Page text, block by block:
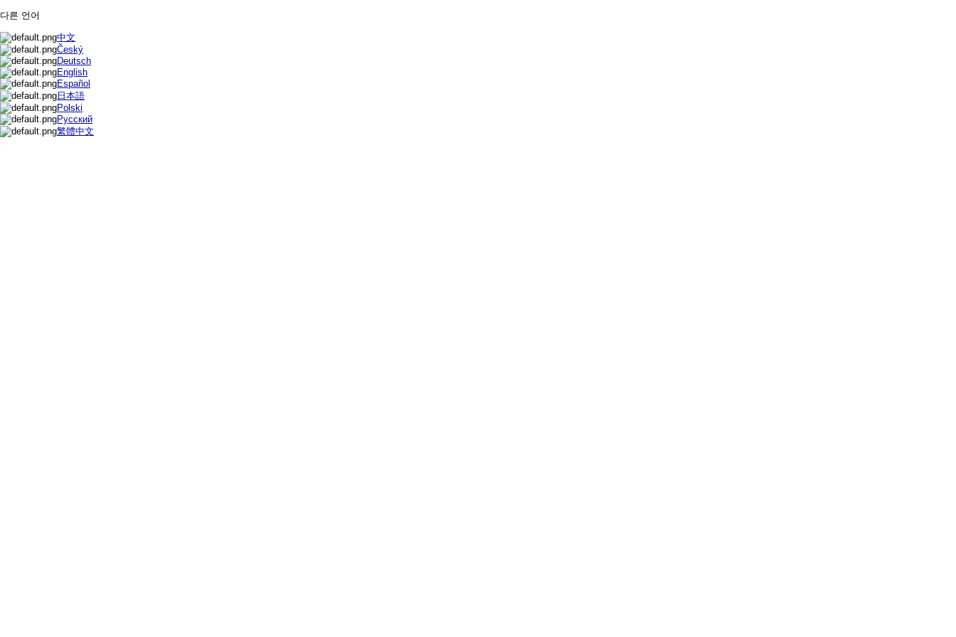
다른 언어
中文
Český
Deutsch
English
Español
日本語
Polski
Русский
繁體中文